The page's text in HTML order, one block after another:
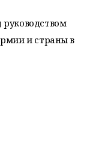
и страны в